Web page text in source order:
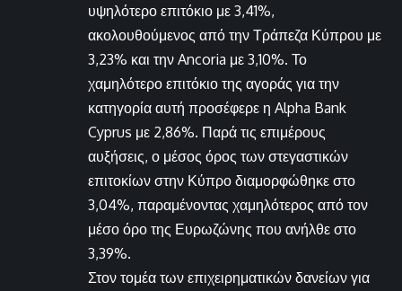
υψηλότερο επιτόκιο με 3,41%,
ακολουθούμενος από την Τράπεζα Κύπρου με
3,23% και την Ancoria με 3,10%. Το
χαμηλότερο επιτόκιο της αγοράς για την
κατηγορία αυτή προσέφερε η Alpha Bank
Cyprus με 2,86%. Παρά τις επιμέρους
αυξήσεις, ο μέσος όρος των στεγαστικών
επιτοκίων στην Κύπρο διαμορφώθηκε στο
3,04%, παραμένοντας χαμηλότερος από τον
μέσο όρο της Ευρωζώνης που ανήλθε στο
3,39%.
Στον τομέα των επιχειρηματικών δανείων για